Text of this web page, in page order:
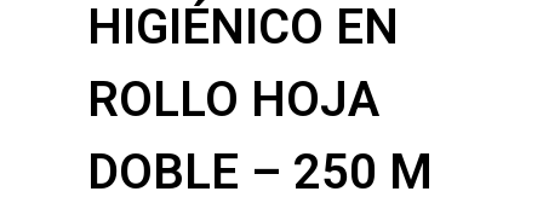
HIGIÉNICO EN
ROLLO HOJA
DOBLE – 250 M